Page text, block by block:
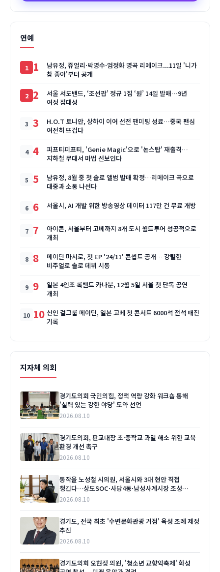
연예
1
남유정, 쥬얼리·박명수·엄정화 명곡 리메이크...11일 '니가
참 좋아'부터 공개
2
서울 서도밴드, ‘조선팝’ 정규 1집 ‘원’ 14일 발매…9년
여정 집대성
3
H.O.T 토니안, 상하이 이어 선전 팬미팅 성료…중국 팬심
여전히 뜨겁다
4
피프티피프티, 'Genie Magic'으로 '논스탑' 재출격…
지하철 무대서 마법 선보인다
5
남유정, 8월 중 첫 솔로 앨범 발매 확정…리메이크 곡으로
대중과 소통 나선다
6 서울시, AI 개발 위한 방송영상 데이터 117만 건 무료 개방
7
아이콘, 서울부터 고베까지 8개 도시 월드투어 성공적으로
개최
8
메이딘 마시로, 첫 EP '24/11' 콘셉트 공개… 강렬한
비주얼로 솔로 데뷔 시동
9
일본 4인조 록밴드 카나분, 12월 5일 서울 첫 단독 공연
개최
10 신인 걸그룹 메이딘, 일본 고베 첫 콘서트 6000석 전석 매진
기록
지자체 의회
경기도의회 국민의힘, 정책 역량 강화 워크숍 통해
'실력 있는 강한 야당' 도약 선언
2026.08.10
경기도의회, 판교대장 초·중학교 과밀 해소 위한 교육
환경 개선 촉구
2026.08.10
동작을 노성철 시의원, 서울시와 3대 현안 직접
챙긴다…상도SOC·사당4동·남성사계시장 조성
'본격화'
2026.08.10
경기도, 전국 최초 '수변문화관광 거점' 육성 조례 제정
추진
2026.08.10
경기도의회 오현정 의원, '청소년 교향악축제' 화성